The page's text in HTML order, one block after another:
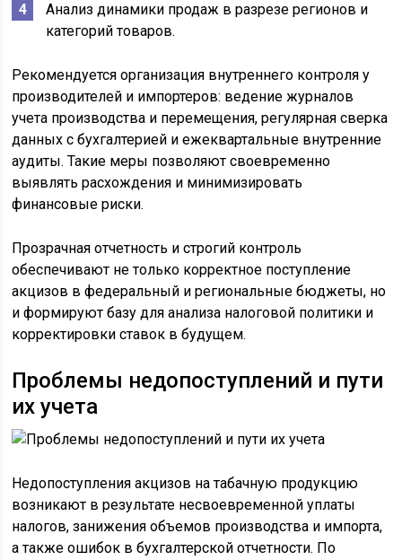
Анализ динамики продаж в разрезе регионов и
категорий товаров.
Рекомендуется организация внутреннего контроля у
производителей и импортеров: ведение журналов
учета производства и перемещения, регулярная сверка
данных с бухгалтерией и ежеквартальные внутренние
аудиты. Такие меры позволяют своевременно
выявлять расхождения и минимизировать
финансовые риски.
Прозрачная отчетность и строгий контроль
обеспечивают не только корректное поступление
акцизов в федеральный и региональные бюджеты, но
и формируют базу для анализа налоговой политики и
корректировки ставок в будущем.
Проблемы недопоступлений и пути
их учета
Недопоступления акцизов на табачную продукцию
возникают в результате несвоевременной уплаты
налогов, занижения объемов производства и импорта,
а также ошибок в бухгалтерской отчетности. По